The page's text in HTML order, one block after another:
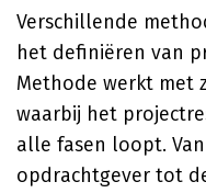
Verschillende
het definiëren van
Methode werkt met
waarbij het
alle fasen loopt.
opdrachtgever tot